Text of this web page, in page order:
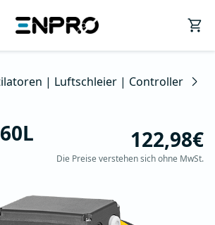
| Luftschleier | Controller
122,98€
Die Preise verstehen sich ohne MwSt.